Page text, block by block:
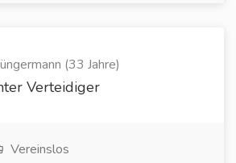
(33 Jahre)
Verteidiger
Vereinslos